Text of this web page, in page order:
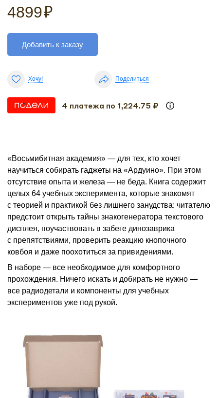
4899₽
Добавить к заказу
Хочу! Поделиться
4 платежа по 1,224.75 ₽
«Восьмибитная академия» — для тех, кто хочет
научиться собирать гаджеты на «Ардуино». При этом
отсутствие опыта и железа — не беда. Книга содержит
целых 64 учебных эксперимента, которые знакомят
с теорией и практикой без лишнего занудства: читателю
предстоит открыть тайны знакогенератора текстового
дисплея, поучаствовать в забеге динозаврика
с препятствиями, проверить реакцию кнопочного
ковбоя и даже поохотиться за привидениями.
В наборе — все необходимое для комфортного
прохождения. Ничего искать и добирать не нужно —
все радиодетали и компоненты для учебных
экспериментов уже под рукой.